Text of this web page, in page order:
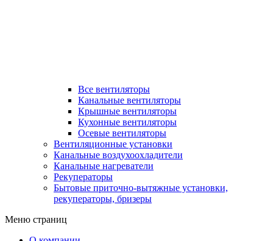
Все вентиляторы
Канальные вентиляторы
Крышные вентиляторы
Кухонные вентиляторы
Осевые вентиляторы
Вентиляционные установки
Канальные воздухоохладители
Канальные нагреватели
Рекуператоры
Бытовые приточно-вытяжные установки,
рекуператоры, бризеры
Меню страниц